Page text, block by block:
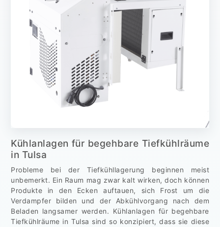
Kühlanlagen für begehbare Tiefkühlräume
in Tulsa
Probleme bei der Tiefkühllagerung beginnen meist
unbemerkt. Ein Raum mag zwar kalt wirken, doch können
Produkte in den Ecken auftauen, sich Frost um die
Verdampfer bilden und der Abkühlvorgang nach dem
Beladen langsamer werden. Kühlanlagen für begehbare
Tiefkühlräume in Tulsa sind so konzipiert, dass sie diese